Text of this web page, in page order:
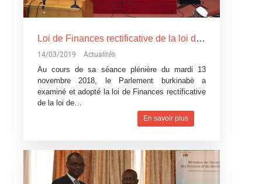
Loi de Finances rectificative de la loi de Finances pour l’exécution du budget 2018: Un réajustement pour tenir compte du contexte difficile
14/03/2019 Actualités
Au cours de sa séance plénière du mardi 13
novembre 2018, le Parlement burkinabè a
examiné et adopté la loi de Finances rectificative
de la loi de…
En savoir plus